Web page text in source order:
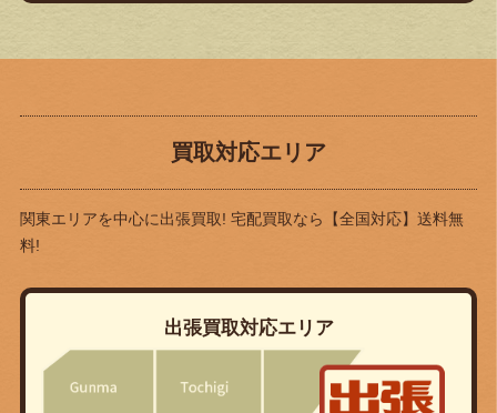
買取対応エリア
関東エリアを中心に出張買取! 宅配買取なら
【全国対応】送料無
料!
出張買取対応エリア